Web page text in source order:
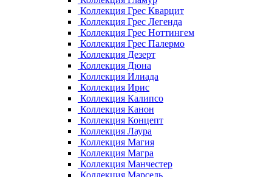
Коллекция Грес Кварцит
Коллекция Грес Легенда
Коллекция Грес Ноттингем
Коллекция Грес Палермо
Коллекция Дезерт
Коллекция Дюна
Коллекция Илиада
Коллекция Ирис
Коллекция Калипсо
Коллекция Канон
Коллекция Концепт
Коллекция Лаура
Коллекция Магия
Коллекция Магра
Коллекция Манчестер
Коллекция Марсель